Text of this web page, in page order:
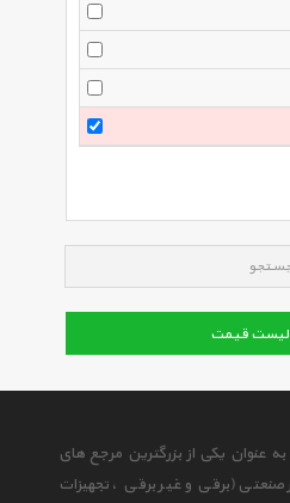
لیست قیمت
به عنوان یکی از بزرگترین مرجع های
(برقی و غیر برقی ، تجهیزات